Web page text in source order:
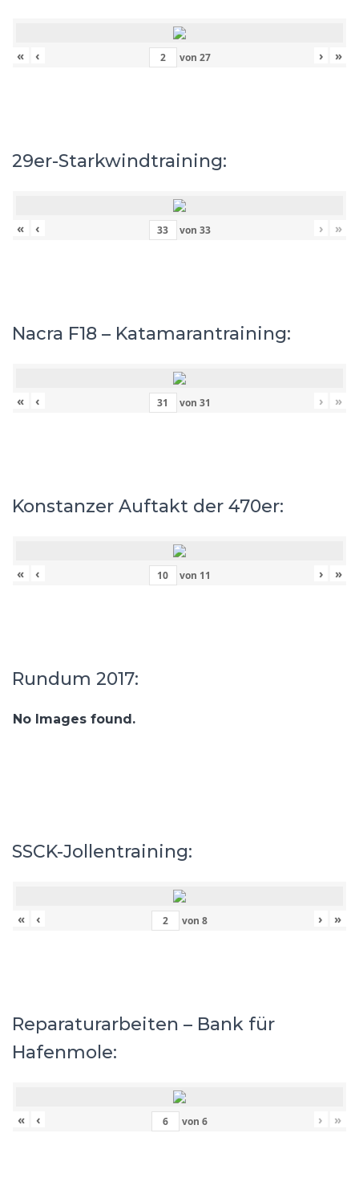
« ‹ von 27 › »
29er-Starkwindtraining:
« ‹ von 33 › »
Nacra F18 – Katamarantraining:
« ‹ von 31 › »
Konstanzer Auftakt der 470er:
« ‹ von 11 › »
Rundum 2017:
No Images found.
SSCK-Jollentraining:
« ‹ von 8 › »
Reparaturarbeiten – Bank für
Hafenmole:
« ‹ von 6 › »